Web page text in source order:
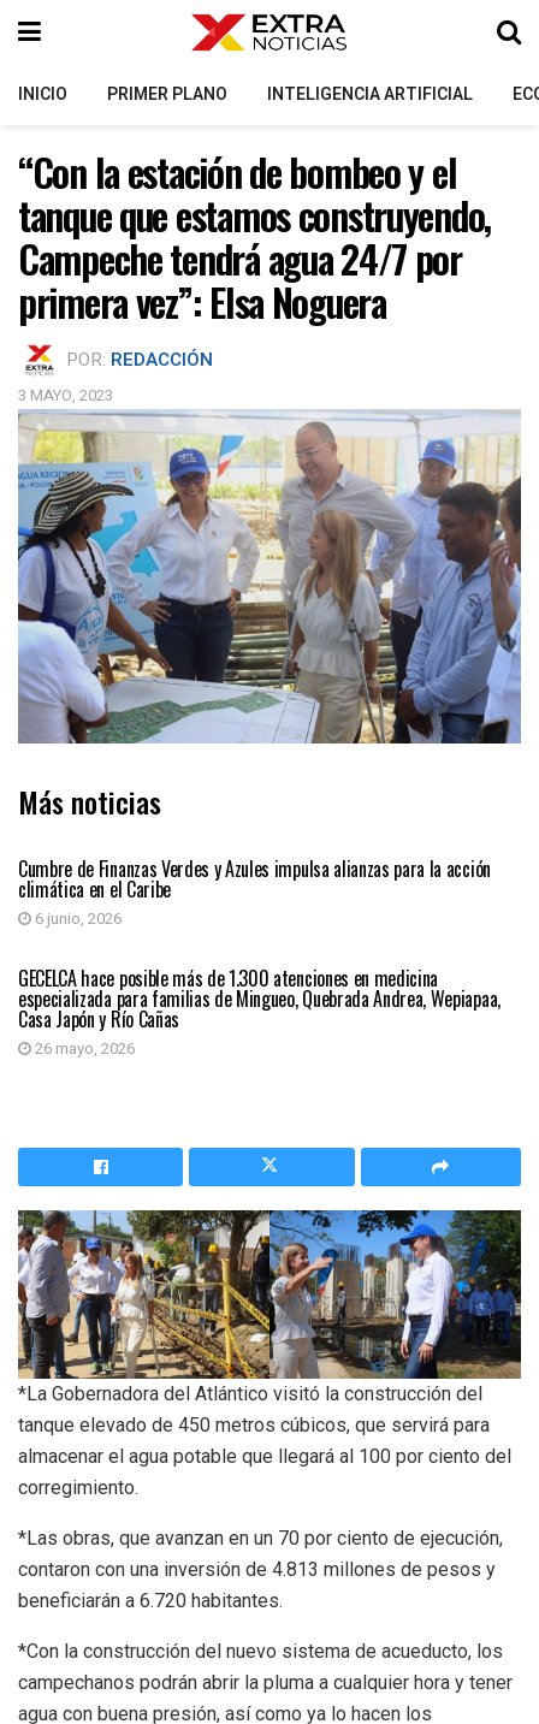
INICIO PRIMER PLANO INTELIGENCIA ARTIFICIAL
“Con la estación de bombeo y el
tanque que estamos construyendo,
Campeche tendrá agua 24/7 por
primera vez”: Elsa Noguera
POR: REDACCIÓN
3 MAYO, 2023
Más noticias
Cumbre de Finanzas Verdes y Azules impulsa alianzas para la acción
climática en el Caribe
6 junio, 2026
REGIÓN CARIBE
GECELCA hace posible más de 1.300 atenciones en medicina
especializada para familias de Mingueo, Quebrada Andrea, Wepiapaa,
Casa Japón y Río Cañas
26 mayo, 2026
*La Gobernadora del Atlántico visitó la construcción del
tanque elevado de 450 metros cúbicos, que servirá para
almacenar el agua potable que llegará al 100 por ciento del
corregimiento.
*Las obras, que avanzan en un 70 por ciento de ejecución,
contaron con una inversión de 4.813 millones de pesos y
beneficiarán a 6.720 habitantes.
*Con la construcción del nuevo sistema de acueducto, los
campechanos podrán abrir la pluma a cualquier hora y tener
agua con buena presión, así como ya lo hacen los